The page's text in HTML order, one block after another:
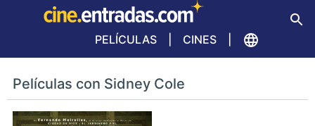
PELÍCULAS CINES
Películas con Sidney Cole